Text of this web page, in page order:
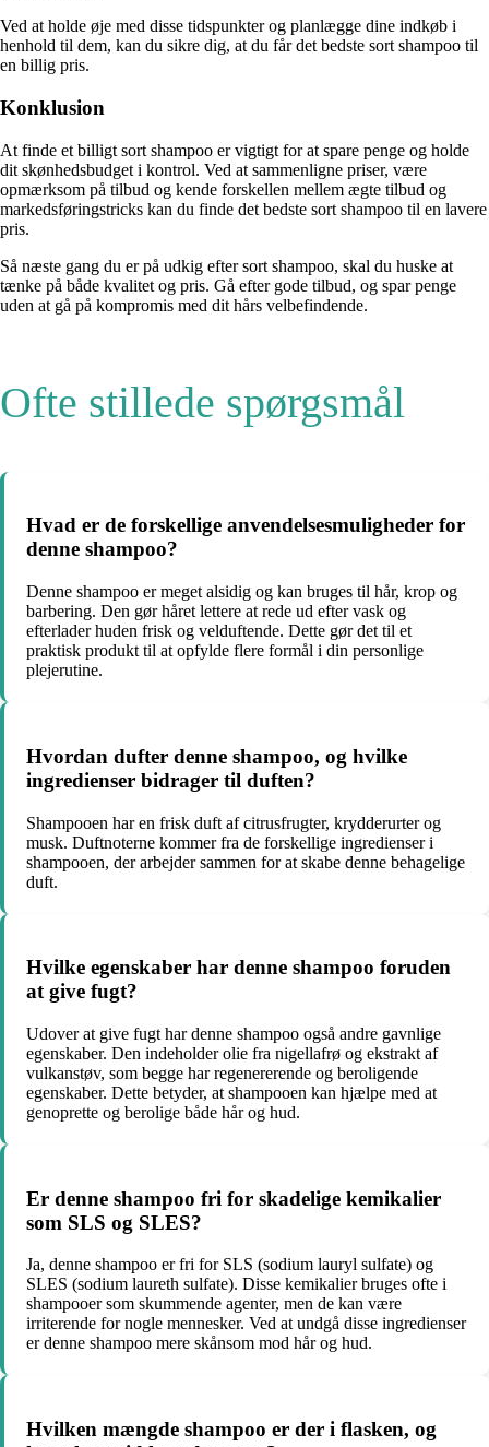
Ved at holde øje med disse tidspunkter og planlægge dine indkøb i
henhold til dem, kan du sikre dig, at du får det bedste sort shampoo til
en billig pris.
Konklusion
At finde et billigt sort shampoo er vigtigt for at spare penge og holde
dit skønhedsbudget i kontrol. Ved at sammenligne priser, være
opmærksom på tilbud og kende forskellen mellem ægte tilbud og
markedsføringstricks kan du finde det bedste sort shampoo til en lavere
pris.
Så næste gang du er på udkig efter sort shampoo, skal du huske at
tænke på både kvalitet og pris. Gå efter gode tilbud, og spar penge
uden at gå på kompromis med dit hårs velbefindende.
Ofte stillede spørgsmål
Hvad er de forskellige anvendelsesmuligheder for
denne shampoo?
Denne shampoo er meget alsidig og kan bruges til hår, krop og
barbering. Den gør håret lettere at rede ud efter vask og
efterlader huden frisk og velduftende. Dette gør det til et
praktisk produkt til at opfylde flere formål i din personlige
plejerutine.
Hvordan dufter denne shampoo, og hvilke
ingredienser bidrager til duften?
Shampooen har en frisk duft af citrusfrugter, krydderurter og
musk. Duftnoterne kommer fra de forskellige ingredienser i
shampooen, der arbejder sammen for at skabe denne behagelige
duft.
Hvilke egenskaber har denne shampoo foruden
at give fugt?
Udover at give fugt har denne shampoo også andre gavnlige
egenskaber. Den indeholder olie fra nigellafrø og ekstrakt af
vulkanstøv, som begge har regenererende og beroligende
egenskaber. Dette betyder, at shampooen kan hjælpe med at
genoprette og berolige både hår og hud.
Er denne shampoo fri for skadelige kemikalier
som SLS og SLES?
Ja, denne shampoo er fri for SLS (sodium lauryl sulfate) og
SLES (sodium laureth sulfate). Disse kemikalier bruges ofte i
shampooer som skummende agenter, men de kan være
irriterende for nogle mennesker. Ved at undgå disse ingredienser
er denne shampoo mere skånsom mod hår og hud.
Hvilken mængde shampoo er der i flasken, og